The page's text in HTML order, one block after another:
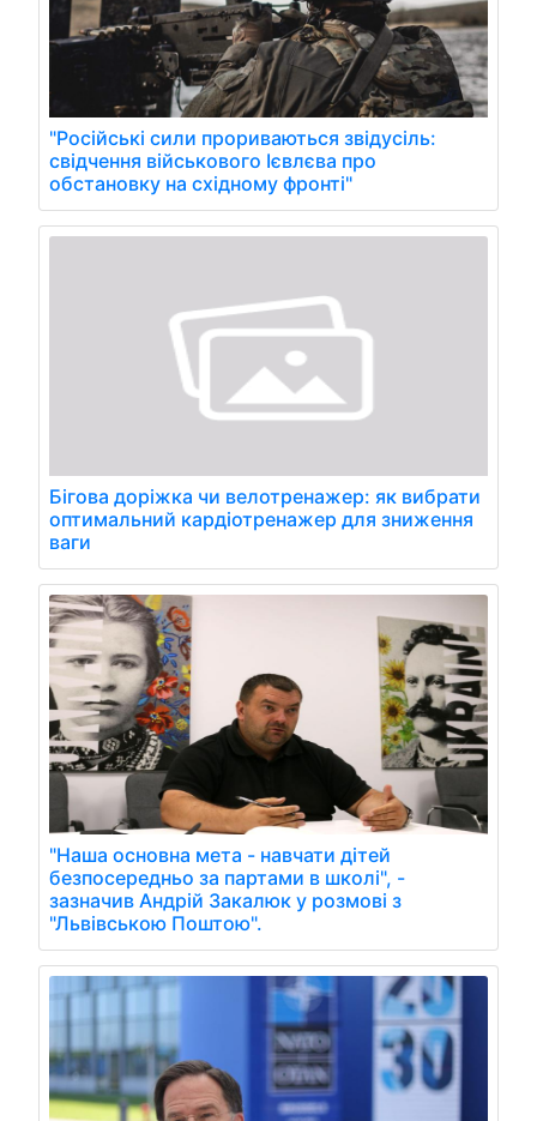
"Російські сили прориваються звідусіль:
свідчення військового Ієвлєва про
обстановку на східному фронті"
Бігова доріжка чи велотренажер: як вибрати
оптимальний кардіотренажер для зниження
ваги
"Наша основна мета - навчати дітей
безпосередньо за партами в школі", -
зазначив Андрій Закалюк у розмові з
"Львівською Поштою".